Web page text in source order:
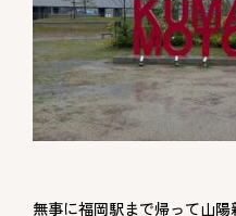
無事に福岡駅まで帰って山